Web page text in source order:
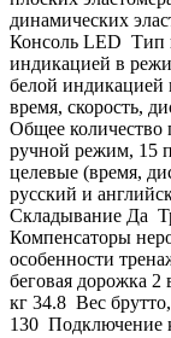
динамических
Консоль LED Тип
индикацией в
белой индикацией
время, скорость,
Общее
ручной режим, 15
целевые (время,
русский и
Складывание Да
Компенсаторы
особенности
беговая дорожка
кг 34.8 Вес
130 Подключение